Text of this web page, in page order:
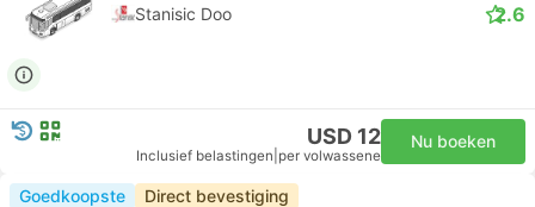
Stanisic Doo 2.6
USD 12
Inclusief belastingen per volwassene
Nu boeken
Goedkoopste Direct bevestiging